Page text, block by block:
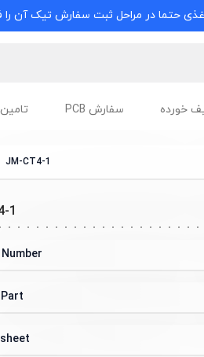
حتما در مراحل ثبت سفارش تیک آن را
خورده سفارش PCB
JM-CT4-1
1